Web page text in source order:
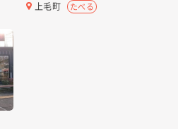
上毛町 たべる